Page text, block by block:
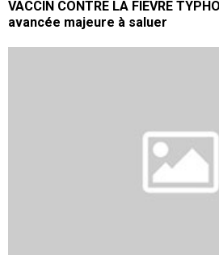
VACCIN CONTRE LA FIEVRE
avancée majeure à saluer